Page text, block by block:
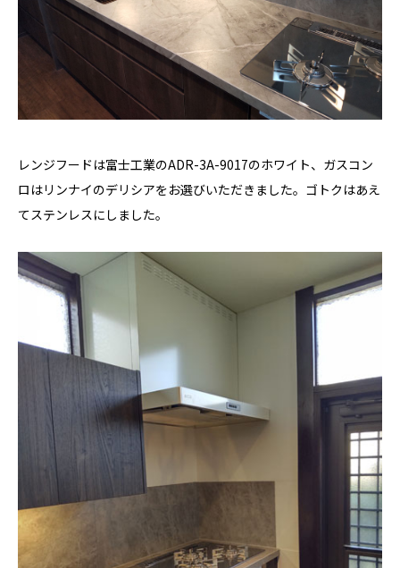
レンジフードは富士工業のADR-3A-9017のホワイト、ガスコン
ロはリンナイのデリシアをお選びいただきました。ゴトクはあえ
てステンレスにしました。